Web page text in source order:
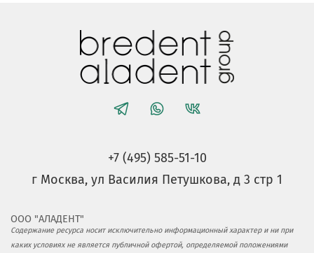
+7 (495) 585-51-10
г Москва, ул Василия Петушкова, д 3 стр 1
ООО "АЛАДЕНТ"
Содержание ресурса носит исключительно информационный характер и ни при
каких условиях не является публичной офертой, определяемой положениями